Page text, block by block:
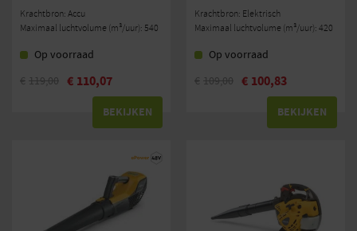
Krachtbron: Accu
Maximaal luchtvolume (m³/uur): 540
Op voorraad
€ 119,00 € 110,07
BEKIJKEN
Krachtbron: Elektrisch
Maximaal luchtvolume (m³/uur): 420
Op voorraad
€ 109,00 € 100,83
BEKIJKEN